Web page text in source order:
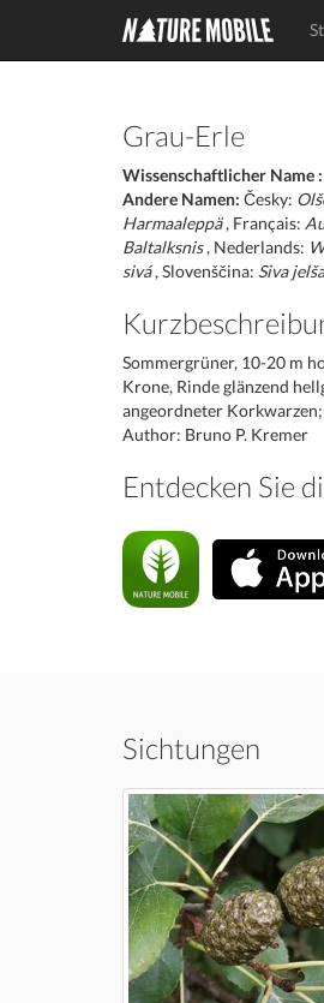
Grau-Erle
Wissenschaftlicher Name :
Andere Namen: Česky:
Harmaaleppä, Français:
Baltalksnis, Nederlands:
sivá, Slovenščina: Siva jelša
Sommergrüner, 10-20 m
Krone, Rinde glänzend
angeordneter
Author: Bruno P. Kremer
Entdecken Sie
Sichtungen